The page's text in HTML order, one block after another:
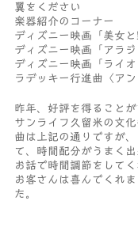
翼をください
楽器紹介のコーナー
ディズニー映画「美女と
ディズニー映画「アラジ
ディズニー映画「ライ
ラデッキー行進曲〈アン
昨年、好評を得ること
サンライフ久留米の文化
曲は上記の通りですが
て、時間配分がうまく
お話で時間調節をして
お客さんは喜んでくれ
た。